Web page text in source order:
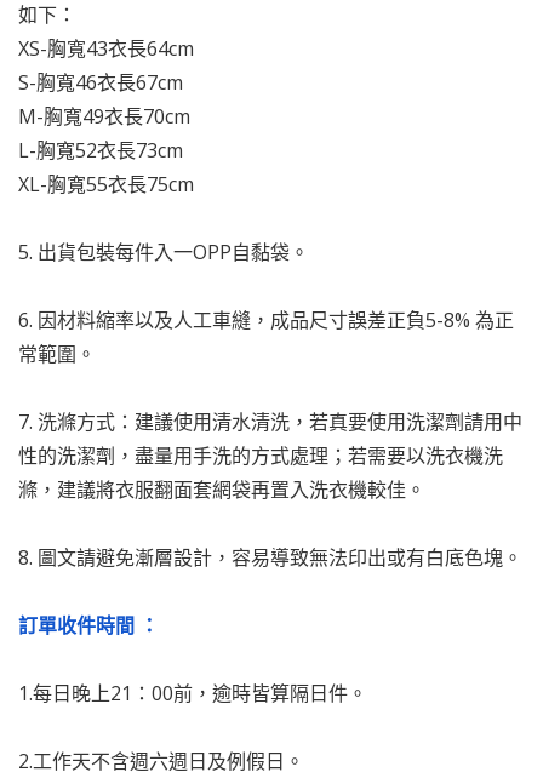
如下：
XS-胸寬43衣長64cm
S-胸寬46衣長67cm
M-胸寬49衣長70cm
L-胸寬52衣長73cm
XL-胸寬55衣長75cm
5. 出貨包裝每件入一OPP自黏袋。
6. 因材料縮率以及人工車縫，成品尺寸誤差正負5-8% 為正
常範圍。
7. 洗滌方式：建議使用清水清洗，若真要使用洗潔劑請用中
性的洗潔劑，盡量用手洗的方式處理；若需要以洗衣機洗
滌，建議將衣服翻面套網袋再置入洗衣機較佳。
8. 圖文請避免漸層設計，容易導致無法印出或有白底色塊。
訂單收件時間 ：
1.每日晚上21：00前，逾時皆算隔日件。
2.工作天不含週六週日及例假日。